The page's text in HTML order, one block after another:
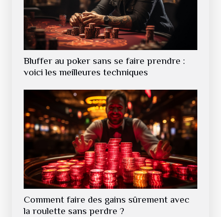
Bluffer au poker sans se faire prendre :
voici les meilleures techniques
Comment faire des gains sûrement avec
la roulette sans perdre ?